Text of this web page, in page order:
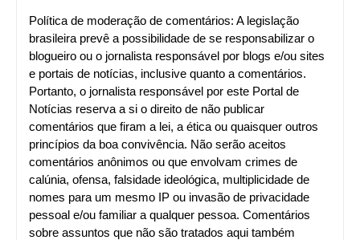
Política de moderação de comentários: A legislação
brasileira prevê a possibilidade de se responsabilizar o
blogueiro ou o jornalista responsável por blogs e/ou sites
e portais de notícias, inclusive quanto a comentários.
Portanto, o jornalista responsável por este Portal de
Notícias reserva a si o direito de não publicar
comentários que firam a lei, a ética ou quaisquer outros
princípios da boa convivência. Não serão aceitos
comentários anônimos ou que envolvam crimes de
calúnia, ofensa, falsidade ideológica, multiplicidade de
nomes para um mesmo IP ou invasão de privacidade
pessoal e/ou familiar a qualquer pessoa. Comentários
sobre assuntos que não são tratados aqui também